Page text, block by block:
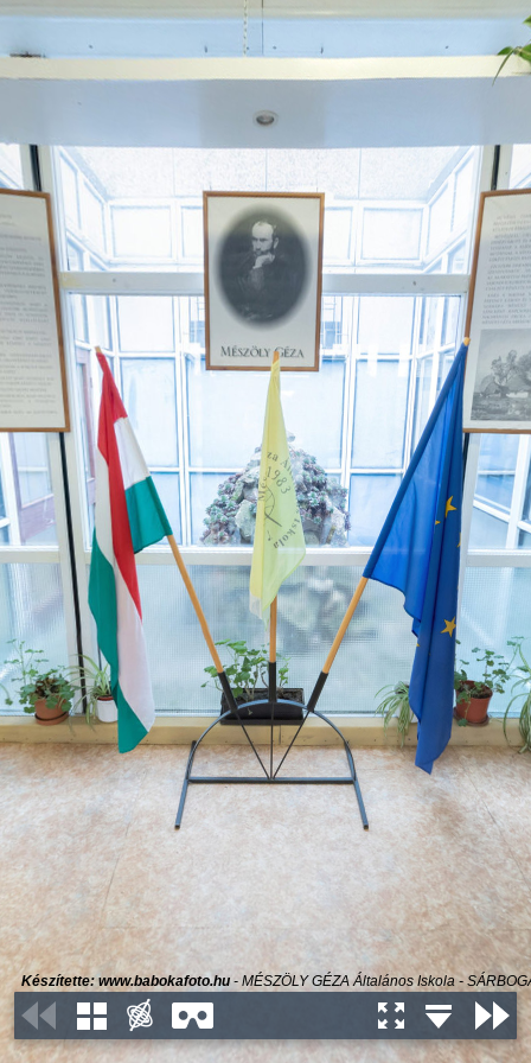
Készítette: www.babokafoto.hu - MÉSZÖLY GÉZA Általános Iskola -